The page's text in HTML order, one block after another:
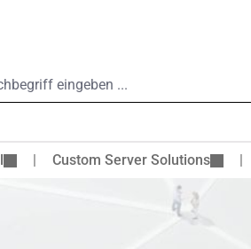
Custom Server Solutions